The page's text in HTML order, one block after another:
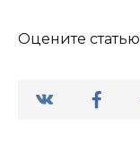
Оцените статью